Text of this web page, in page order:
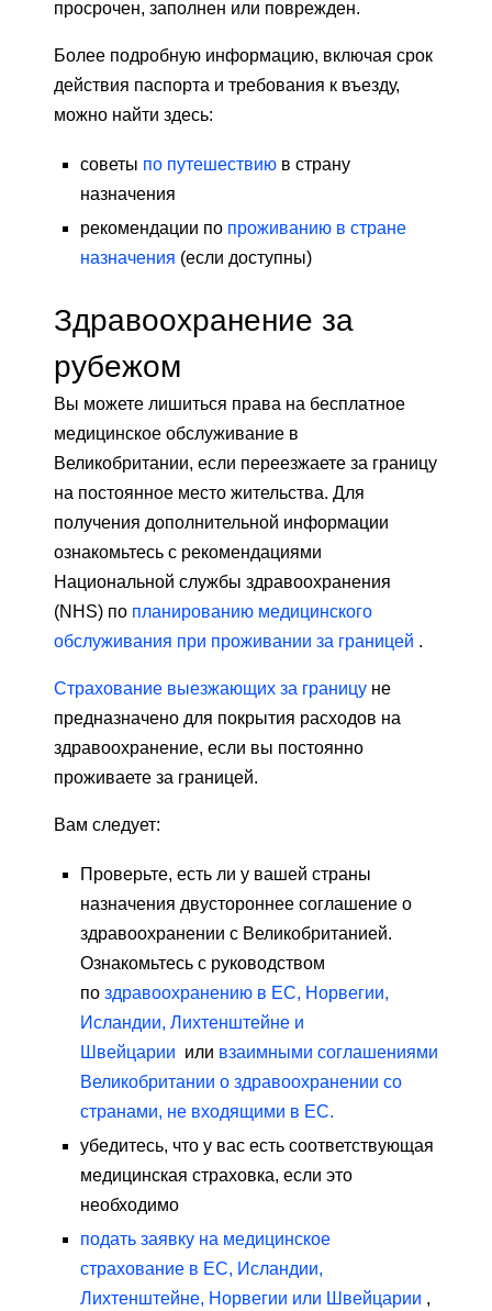
просрочен, заполнен или поврежден.
Более подробную информацию, включая срок
действия паспорта и требования к въезду,
можно найти здесь:
советы по путешествию в страну
назначения
рекомендации по проживанию в стране
назначения (если доступны)
Здравоохранение за
рубежом
Вы можете лишиться права на бесплатное
медицинское обслуживание в
Великобритании, если переезжаете за границу
на постоянное место жительства. Для
получения дополнительной информации
ознакомьтесь с рекомендациями
Национальной службы здравоохранения
(NHS) по планированию медицинского
обслуживания при проживании за границей .
Страхование выезжающих за границу не
предназначено для покрытия расходов на
здравоохранение, если вы постоянно
проживаете за границей.
Вам следует:
Проверьте, есть ли у вашей страны
назначения двустороннее соглашение о
здравоохранении с Великобританией.
Ознакомьтесь с руководством
по здравоохранению в ЕС, Норвегии,
Исландии, Лихтенштейне и
Швейцарии или взаимными соглашениями
Великобритании о здравоохранении со
странами, не входящими в ЕС.
убедитесь, что у вас есть соответствующая
медицинская страховка, если это
необходимо
подать заявку на медицинское
страхование в ЕС, Исландии,
Лихтенштейне, Норвегии или Швейцарии ,